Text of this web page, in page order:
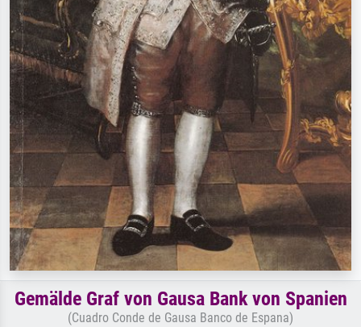
Gemälde Graf von Gausa Bank von Spanien
(Cuadro Conde de Gausa Banco de Espana)